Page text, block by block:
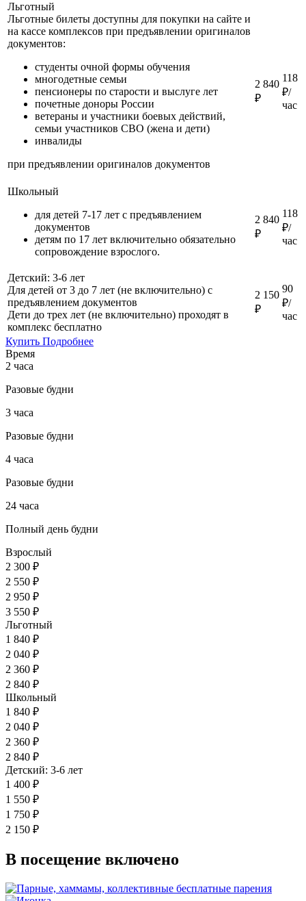
Льготный
Льготные билеты доступны для покупки на сайте и
на кассе комплексов при предъявлении оригиналов
документов:
студенты очной формы обучения
многодетные семьи
пенсионеры по старости и выслуге лет
почетные доноры России
ветераны и участники боевых действий,
семьи участников СВО (жена и дети)
инвалиды
при предъявлении оригиналов документов
2 840
₽
118
₽/
час
Школьный
для детей 7-17 лет с предъявлением
документов
детям по 17 лет включительно обязательно
сопровождение взрослого.
2 840
₽
118
₽/
час
Детский: 3-6 лет
Для детей от 3 до 7 лет (не включительно) с
предъявлением документов
Дети до трех лет (не включительно) проходят в
комплекс бесплатно
2 150
₽
90
₽/
час
Купить Подробнее
Время
2 часа
Разовые будни
3 часа
Разовые будни
4 часа
Разовые будни
24 часа
Полный день будни
Взрослый
2 300 ₽
2 550 ₽
2 950 ₽
3 550 ₽
Льготный
1 840 ₽
2 040 ₽
2 360 ₽
2 840 ₽
Школьный
1 840 ₽
2 040 ₽
2 360 ₽
2 840 ₽
Детский: 3-6 лет
1 400 ₽
1 550 ₽
1 750 ₽
2 150 ₽
В посещение включено